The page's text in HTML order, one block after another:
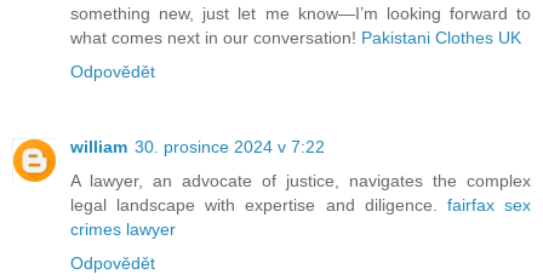
something new, just let me know—I’m looking forward to
what comes next in our conversation! Pakistani Clothes UK
Odpovědět
william 30. prosince 2024 v 7:22
A lawyer, an advocate of justice, navigates the complex
legal landscape with expertise and diligence. fairfax sex
crimes lawyer
Odpovědět